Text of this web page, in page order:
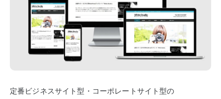
定番ビジネスサイト型・コーポレートサイト型の